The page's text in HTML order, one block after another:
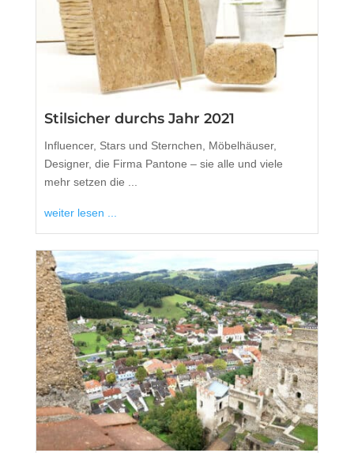
Stilsicher durchs Jahr 2021
Influencer, Stars und Sternchen, Möbelhäuser,
Designer, die Firma Pantone – sie alle und viele
mehr setzen die ...
weiter lesen ...